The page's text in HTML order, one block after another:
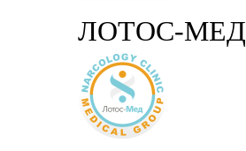
ЛОТОС-МЕД